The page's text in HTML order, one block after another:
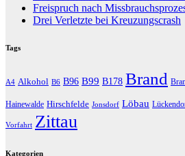
Freispruch nach
Drei Verletzte bei Kreuzungscrash
Tags
A4 Alkohol B6 B96 B99 B178 Brand
Hainewalde Hirschfelde Jonsdorf Löbau
Vorfahrt Zittau
Kategorien